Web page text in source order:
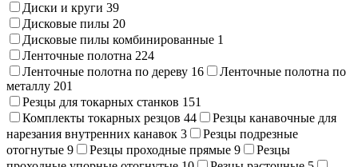
Диски и круги 39
Дисковые пилы 20
Дисковые пилы комбинированные 1
Ленточные полотна 224
Ленточные полотна по дереву 16
Ленточные полотна по
металлу 201
Резцы для токарных станков 151
Комплекты токарных резцов 44
Резцы канавочные для
нарезания внутренних канавок 3
Резцы подрезные
отогнутые 9 Резцы проходные прямые 9
Резцы